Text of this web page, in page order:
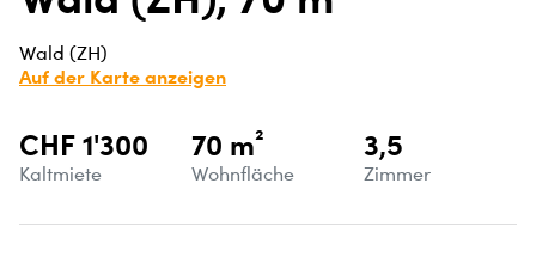
Wald (ZH)
Auf der Karte anzeigen
CHF 1'300
Kaltmiete
70 m²
Wohnfläche
3,5
Zimmer